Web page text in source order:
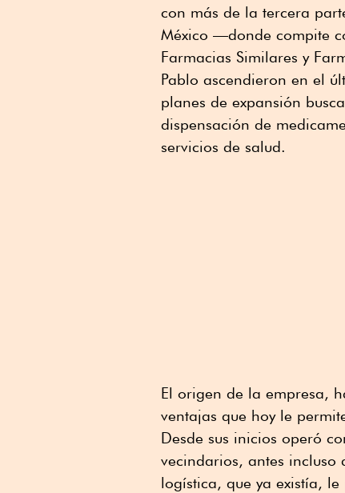
con más de la tercera
México —donde compite
Farmacias Similares y
Pablo ascendieron en el
planes de expansión
dispensación de
servicios de salud.
El origen de la empresa,
ventajas que hoy le
Desde sus inicios operó
vecindarios, antes incluso
logística, que ya existía,